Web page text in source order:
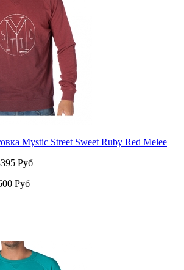
Mystic Street Sweet Ruby Red Melee
Руб
Руб